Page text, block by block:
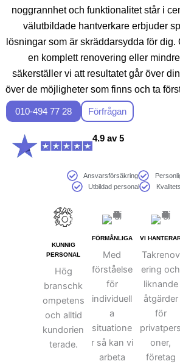
noggrannhet och funktionalitet står i
välutbildade hantverkare erbjuder
lösningar som är skräddarsydda för dig.
en komplett renovering eller
säkerställer vi att resultatet går över
över de möjligheter som finns och ta
drömkök med Skepia, din
Svenljunga Kommun.
010-494 77 28 Förfrågan
4.9 av 5
Ansvarsförsäkring
Utbildad personal
KUNNIG
PERSONAL
Hög
branschk
ompetens
och alltid
kundorien
terade.
FÖRMÅNLIGA
Med
förståelse
för
individuell
a
situatione
r så kan vi
arbeta
VI
Takrenov
ering och
liknande
åtgärder
för
privatpers
oner,
företag